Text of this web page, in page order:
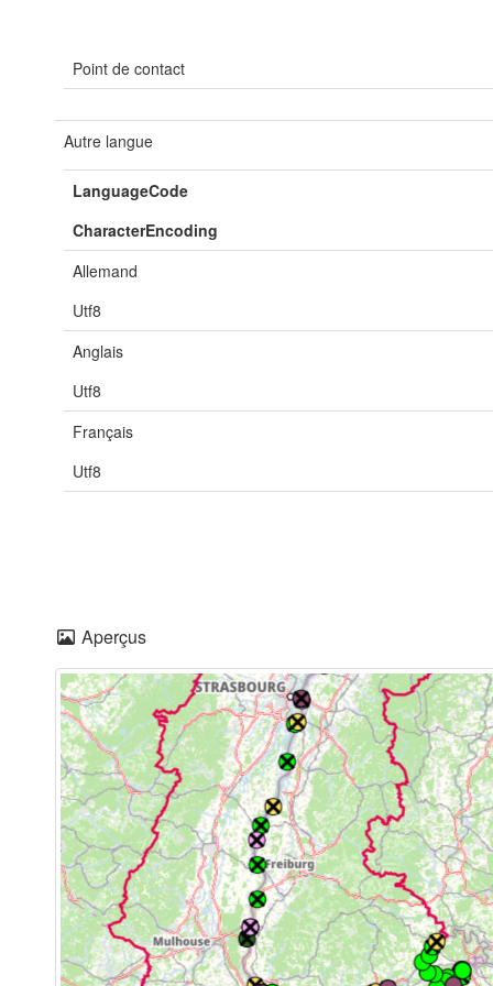
Point de contact
Autre langue
LanguageCode
CharacterEncoding
Allemand
Utf8
Anglais
Utf8
Français
Utf8
Aperçus